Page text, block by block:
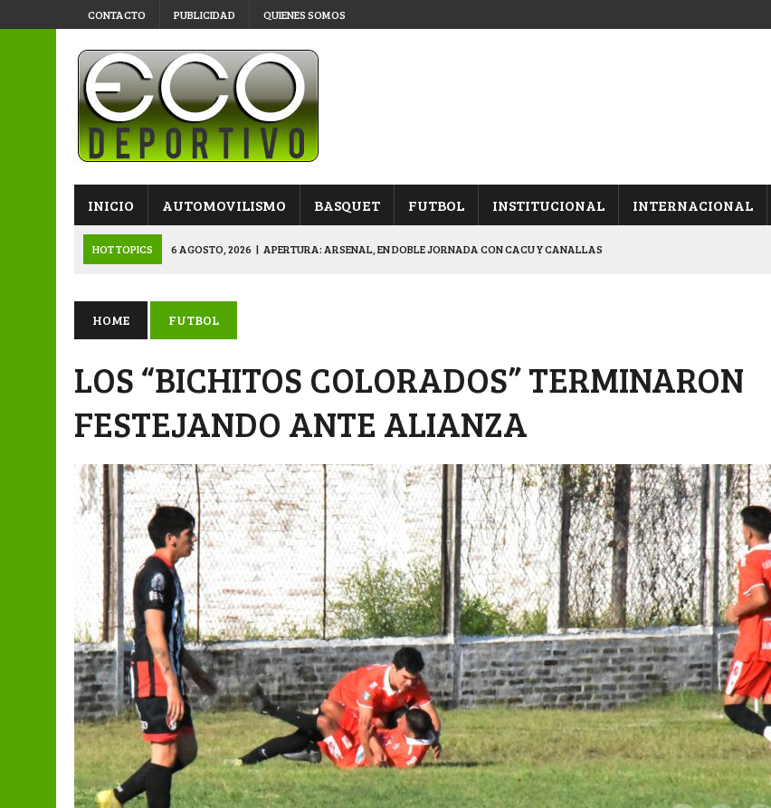
CONTACTO PUBLICIDAD QUIENES SOMOS
INICIO AUTOMOVILISMO BASQUET FUTBOL INSTITUCIONAL INTERNACIONAL
HOT TOPICS 6 AGOSTO, 2026 | APERTURA: ARSENAL, EN DOBLE JORNADA CON CACU Y CANALLAS
6 AGOSTO, 2026 | PRIMERA B: SPORTIVO SE METIÓ EN SEMIFINALES TRAS GANARLE A “LA MONTE”
7 AGOSTO, 2026 APERTURA “B”: CACU Y CANALLAS AVANZARON FRENTE A ARSENAL
HOME FUTBOL
LOS “BICHITOS COLORADOS” TERMINARON
FESTEJANDO ANTE ALIANZA